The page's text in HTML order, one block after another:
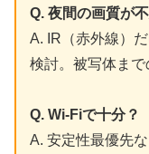
Q. 夜間の画質が
A. IR（赤外線）だ
検討。被写体まで
Q. Wi-Fiで十分？
A. 安定性最優先